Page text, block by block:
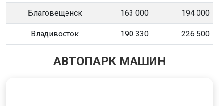
Благовещенск 163 000 194 000
Владивосток 190 330 226 500
АВТОПАРК МАШИН